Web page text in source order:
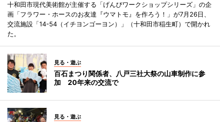
十和田市現代美術館が主催する「げんびワークショップシリーズ」の企
画「フラワー・ホースのお友達『ウマトモ』を作ろう！」が7月26日、
交流施設「14-54（イチヨンゴーヨン）」（十和田市稲生町）で開かれ
た。
見る・遊ぶ
百石まつり関係者、八戸三社大祭の山車制作に参
加 20年来の交流で
見る・遊ぶ